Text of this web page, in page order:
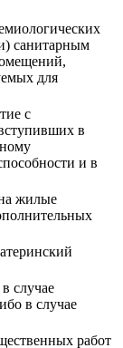
санитарным
для
с
в
и в
жилые
случае
в случае
работ